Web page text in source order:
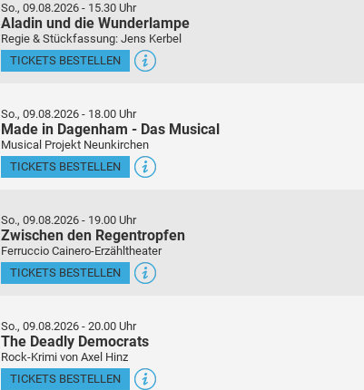
So., 09.08.2026 - 15.30 Uhr
Aladin und die Wunderlampe
Regie & Stückfassung: Jens Kerbel
TICKETS BESTELLEN
So., 09.08.2026 - 18.00 Uhr
Made in Dagenham - Das Musical
Musical Projekt Neunkirchen
TICKETS BESTELLEN
So., 09.08.2026 - 19.00 Uhr
Zwischen den Regentropfen
Ferruccio Cainero-Erzähltheater
TICKETS BESTELLEN
So., 09.08.2026 - 20.00 Uhr
The Deadly Democrats
Rock-Krimi von Axel Hinz
TICKETS BESTELLEN